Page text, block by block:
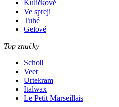
Kuličkové
Ve spreji
Tuhé
Gelové
Top značky
Scholl
Veet
Urtekram
Italwax
Le Petit Marseillais